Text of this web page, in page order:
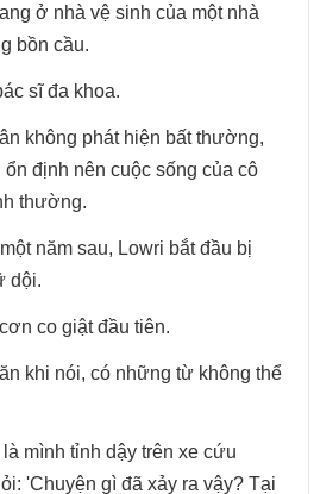
ở nhà vệ sinh của một nhà
bồn cầu.
sĩ đa khoa.
không phát hiện bất thường,
định nên cuộc sống của cô
thường.
năm sau, Lowri bắt đầu bị
dội.
co giật đầu tiên.
khi nói, có những từ không thể
mình tỉnh dậy trên xe cứu
'Chuyện gì đã xảy ra vậy? Tại